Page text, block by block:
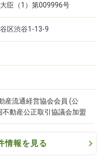
臣（1）第009996号
区渋谷1-13-9
産流通経営協会会員 (公
不動産公正取引協議会加盟
情報を見る